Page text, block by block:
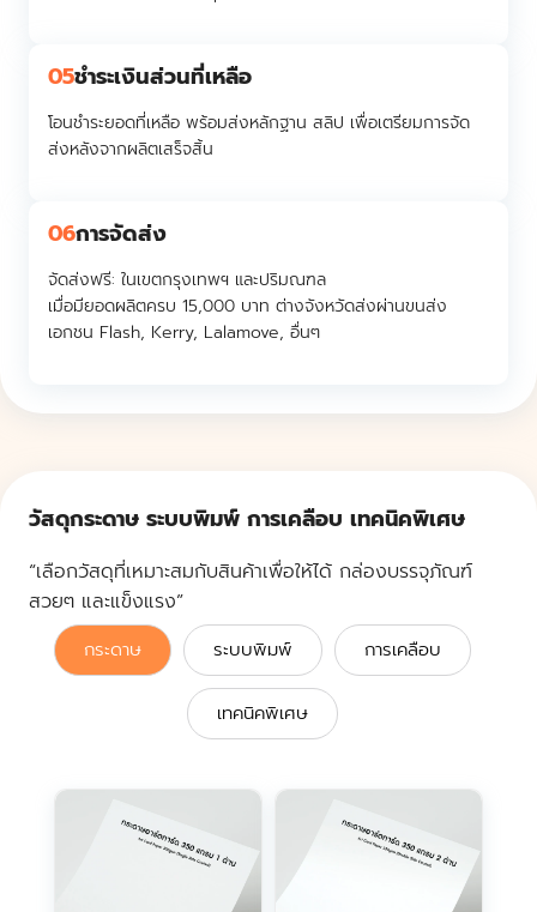
05ชำระเงินส่วนที่เหลือ
โอนชำระยอดที่เหลือ พร้อมส่งหลักฐาน สลิป เพื่อเตรียมการจัด
ส่งหลังจากผลิตเสร็จสิ้น
06การจัดส่ง
จัดส่งฟรี: ในเขตกรุงเทพฯ และปริมณฑล
เมื่อมียอดผลิตครบ 15,000 บาท ต่างจังหวัดส่งผ่านขนส่ง
เอกชน Flash, Kerry, Lalamove, อื่นๆ
วัสดุกระดาษ ระบบพิมพ์ การเคลือบ เทคนิคพิเศษ
“เลือกวัสดุที่เหมาะสมกับสินค้าเพื่อให้ได้ กล่องบรรจุภัณฑ์
สวยๆ และแข็งแรง”
กระดาษ ระบบพิมพ์ การเคลือบ
เทคนิคพิเศษ